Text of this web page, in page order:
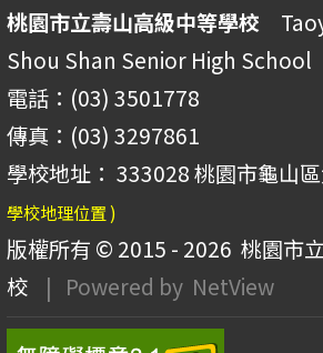
桃園市立壽山高級中等學校
Shou Shan Senior High School
電話：(03) 3501778
傳真：(03) 3297861
學校地址： 333028 桃園市龜山
學校地理位置 )
版權所有 © 2015 - 2026 桃園市
校
| Powered by NetView